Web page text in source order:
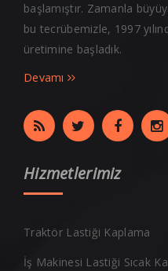
başlamıştır. Zamanla
bu tecrübemizle, 1997
üretimine başladık.
Devamı
Hizmetlerimiz
Traktör Lastiği Kaplama
İş Makinesi Lastiği Sıcak